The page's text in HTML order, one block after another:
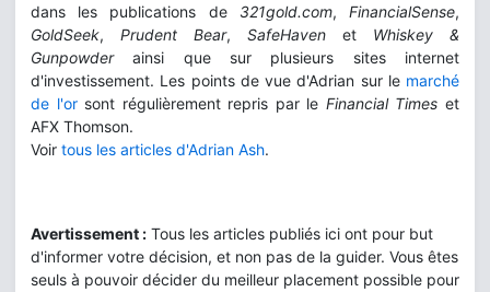
dans les publications de 321gold.com,FinancialSense,
GoldSeek, Prudent Bear, SafeHaven et Whiskey &
Gunpowderainsi que sur plusieurs sites internet
d'investissement. Les points de vue d'Adrian sur le marché
de l'orsont régulièrement repris par le Financial Times et
AFX Thomson.
Voir tous les articles d'Adrian Ash.
Avertissement : Tous les articles publiés ici ont pour but
d'informer votre décision, et non pas de la guider. Vous êtes
seuls à pouvoir décider du meilleur placement possible pour